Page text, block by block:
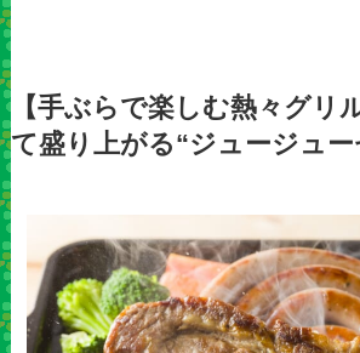
【手ぶらで楽しむ熱々グリ
て盛り上がる“ジュージュー